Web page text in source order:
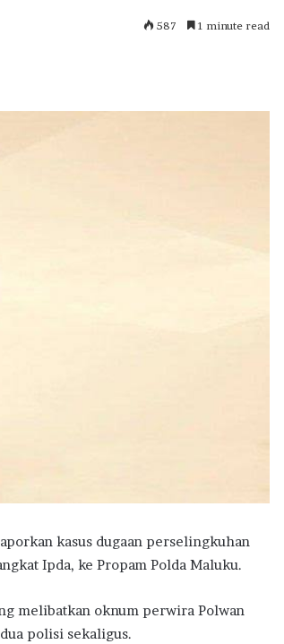
587 1 minute read
kasus dugaan perselingkuhan
Ipda, ke Propam Polda Maluku.
melibatkan oknum perwira Polwan
polisi sekaligus.